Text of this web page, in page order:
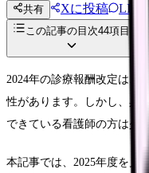
共有 Xに投稿 LINE
この記事の目次44項目
2024年の診療報酬改定は、
性があります。しかし、具
できている看護師の方は少
本記事では、2025年度を見